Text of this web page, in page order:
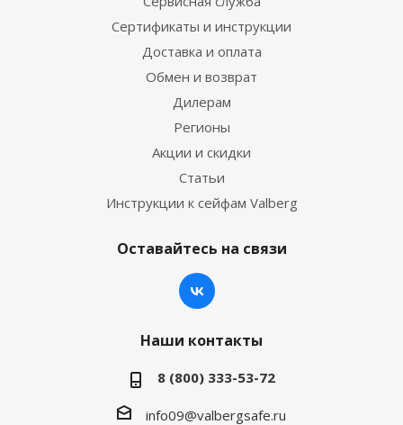
Сертификаты и инструкции
Доставка и оплата
Обмен и возврат
Дилерам
Регионы
Акции и скидки
Статьи
Инструкции к сейфам Valberg
Оставайтесь на связи
Наши контакты
8 (800) 333-53-72
info09@valbergsafe.ru